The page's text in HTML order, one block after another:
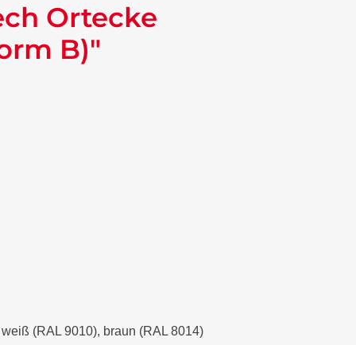
Ortecke
B)"
(RAL 9010), braun (RAL 8014)